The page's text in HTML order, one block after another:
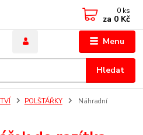
Menu
Hledat
0 ks
za 0 Kč
POLŠTÁŘKY
Náhradní